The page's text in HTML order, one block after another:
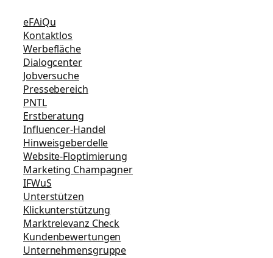
eFAiQu
Kontaktlos
Werbefläche
Dialogcenter
Jobversuche
Pressebereich
PNTL
Erstberatung
Influencer-Handel
Hinweisgeberdelle
Website-Floptimierung
Marketing Champagner
IFWuS
Unterstützen
Klickunterstützung
Marktrelevanz Check
Kundenbewertungen
Unternehmensgruppe